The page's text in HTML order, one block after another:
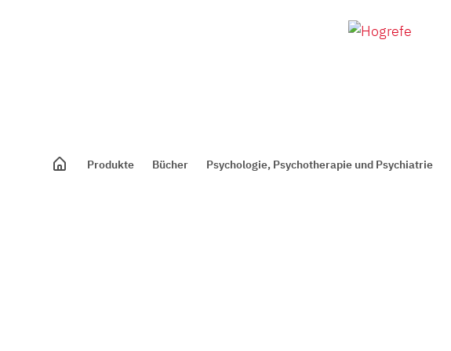
Produkte Bücher Psychologie, Psychotherapie und Psychiatrie